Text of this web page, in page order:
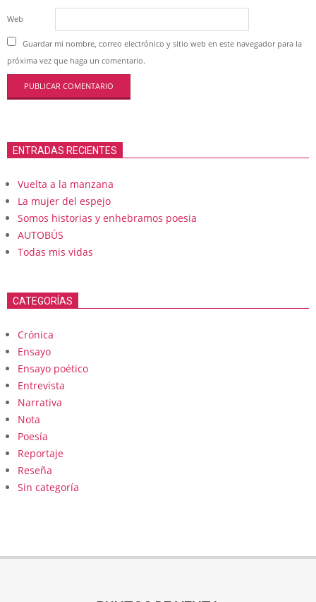
Web
Guardar mi nombre, correo electrónico y sitio web en este navegador para la
próxima vez que haga un comentario.
ENTRADAS RECIENTES
Vuelta a la manzana
La mujer del espejo
Somos historias y enhebramos poesia
AUTOBÚS
Todas mis vidas
CATEGORÍAS
Crónica
Ensayo
Ensayo poético
Entrevista
Narrativa
Nota
Poesía
Reportaje
Reseña
Sin categoría